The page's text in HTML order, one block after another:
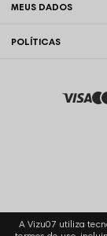
MEUS DADOS
POLÍTICAS
A Vizu07 utiliza